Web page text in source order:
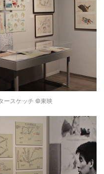
ースケッチ ©東映